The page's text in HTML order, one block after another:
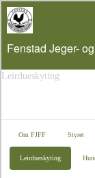
Fenstad Jeger-
Leirdueskyting
Om FJFF Styret
Leirdueskyting